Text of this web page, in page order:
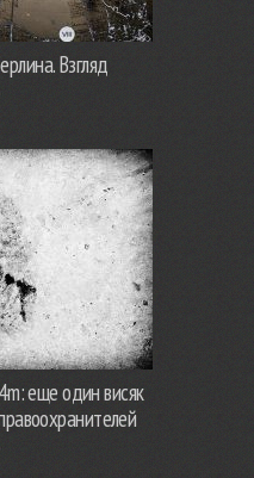
Взгляд
еще один висяк